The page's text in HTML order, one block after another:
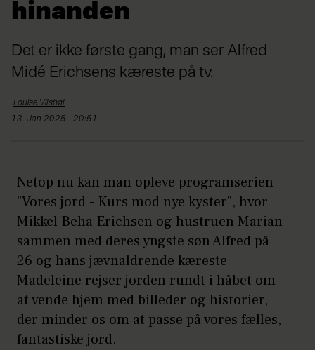
hinanden
Det er ikke første gang, man ser Alfred
Midé Erichsens kæreste på tv.
Louise Vilsbøl
13. Jan 2025 - 20:51
Netop nu kan man opleve programserien
"Vores jord - Kurs mod nye kyster", hvor
Mikkel Beha Erichsen og hustruen Marian
sammen med deres yngste søn Alfred på
26 og hans jævnaldrende kæreste
Madeleine rejser jorden rundt i håbet om
at vende hjem med billeder og historier,
der minder os om at passe på vores fælles,
fantastiske jord.